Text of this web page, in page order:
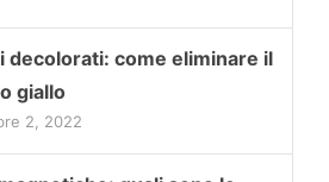
decolorati: come eliminare il
giallo
2, 2022